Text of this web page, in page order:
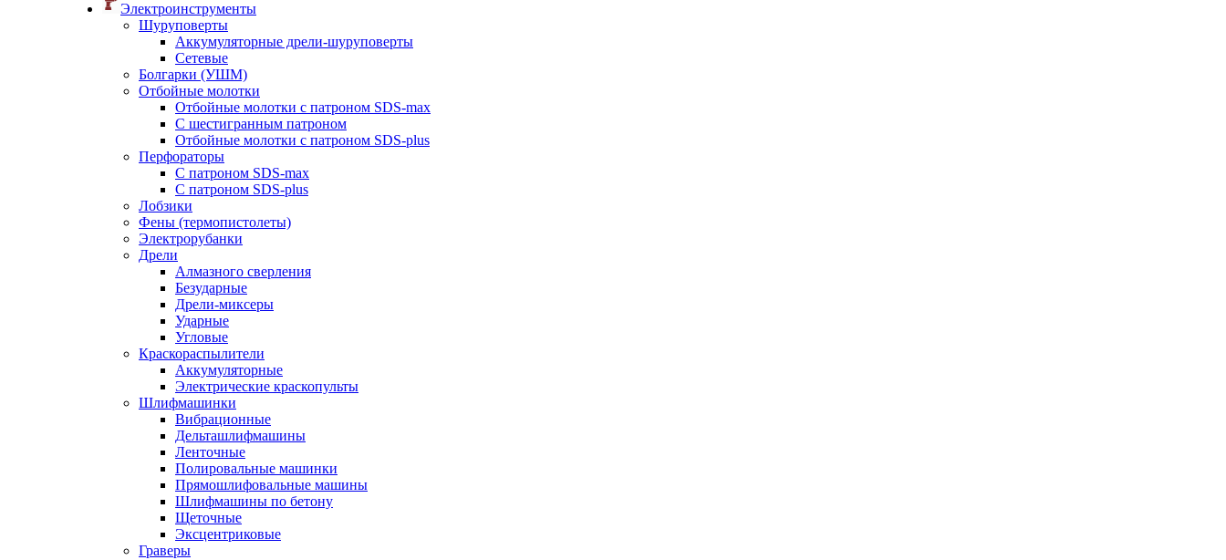
Электроинструменты
Шуруповерты
Аккумуляторные дрели-шуруповерты
Сетевые
Болгарки (УШМ)
Отбойные молотки
Отбойные молотки с патроном SDS-max
С шестигранным патроном
Отбойные молотки с патроном SDS-plus
Перфораторы
С патроном SDS-max
С патроном SDS-plus
Лобзики
Фены (термопистолеты)
Электрорубанки
Дрели
Алмазного сверления
Безударные
Дрели-миксеры
Ударные
Угловые
Краскораспылители
Аккумуляторные
Электрические краскопульты
Шлифмашинки
Вибрационные
Дельташлифмашины
Ленточные
Полировальные машинки
Прямошлифовальные машины
Шлифмашины по бетону
Щеточные
Эксцентриковые
Граверы